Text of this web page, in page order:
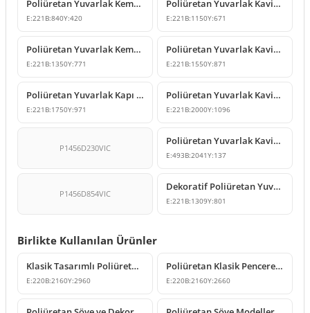
Poliüretan Yuvarlak Kemer ve Kilit Taşı Modeli
E:221 B:840Y:420
Poliüretan Yuvarlak Kavis Kemer Modelleri
E:221 B:1150Y:671
Poliüretan Yuvarlak Kemer Modeli
E:221 B:1350Y:771
Poliüretan Yuvarlak Kavis Kemer Modelleri
E:221 B:1550Y:871
Poliüretan Yuvarlak Kapı Kemeri ve Kilit Taşı Tasarımı
E:221 B:1750Y:971
Poliüretan Yuvarlak Kavis Kemer Tasarımı
E:221 B:2000Y:1096
P1456D230VIC
Poliüretan Yuvarlak Kavis Kemer ve Geçiş Dekoru Modeli
E:493B:2041Y:137
P1456D854VIC
Dekoratif Poliüretan Yuvarlak Kavis Kemer Modelleri
E:221 B:1309Y:801
Birlikte Kullanılan Ürünler
Klasik Tasarımlı Poliüretan Kapı Sövesi Modeli KKAP30
E:220B:2160Y:2960
Poliüretan Klasik Pencere Söve ve Alınlık Modeli
E:220B:2160Y:2660